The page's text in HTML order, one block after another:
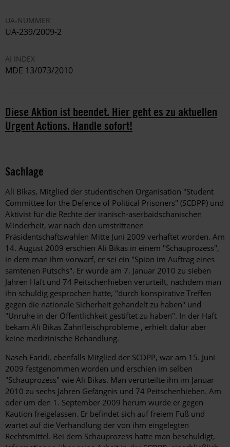
UA-NUMMER
UA-239/2009-2
AI INDEX
MDE 13/073/2010
Diese Aktion ist beendet. Hier geht es zu aktuellen
Urgent Actions. Handle sofort!
Sachlage
Ali Bikas, Mitglied der studentischen Organisation "Student
Committee for the Defence of Political Prisoners" (SCDPP) und
Aktivist für die Rechte der iranisch-aserbaidschanischen
Minderheit, war nach den umstrittenen
Präsidentschaftswahlen Mitte Juni 2009 verhaftet worden. Am
14. August 2009 erschien Ali Bikas in einem "Schauprozess",
in dem man ihm vorwarf, er sei ein "Spion im Auftrag eines
samtenen Putschs". Er wurde am 7. Januar 2010 zu sieben
Jahren Haft und 74 Peitschenhieben verurteilt, nachdem man
ihn schuldig gesprochen hatte, "durch konspirative Treffen
gegen die nationale Sicherheit gehandelt zu haben" und
"Unruhe in der Öffentlichkeit gestiftet zu haben". In der Haft
bekam Ali Bikas Zahnfleischprobleme , erhielt dafür aber
keine medizinische Behandlung.
Naseh Faridi, ebenfalls Mitglied der SCDPP, war am 15. Juni
2009 festgenommen worden und erschien im selben
"Schauprozess" wie Ali Bikas. Man verurteilte ihn im Januar
2010 zu sechs Jahren Gefängnis und 74 Peitschenhieben. Am
oder um den 1. September 2009 herum wurde er gegen
Kaution freigelassen. Er befindet sich auf freiem Fuß und
wartet auf die Verhandlung der von ihm eingelegten
Rechtsmittel. Bei dem Schauprozess hatte man beschuldigt,